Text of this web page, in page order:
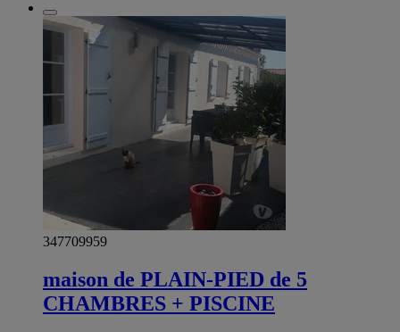
347709959
maison de PLAIN-PIED de 5
CHAMBRES + PISCINE